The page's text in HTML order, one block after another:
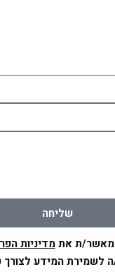
שליחה
מאשר/ת אתמדיניות
לשמירת המידע לצורך